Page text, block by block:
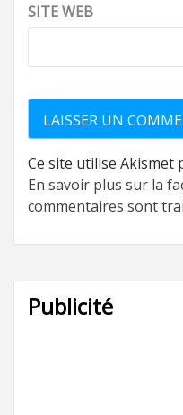
SITE WEB
Ce site utilise Akismet
En savoir plus sur la
commentaires sont
Publicité